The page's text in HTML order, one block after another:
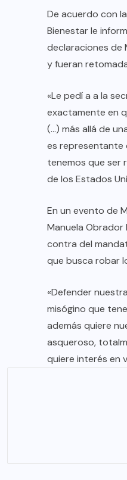
De acuerdo con
Bienestar le
declaraciones de
y fueran
«Le pedí a a la
exactamente en
(…) más allá de
es representante
tenemos que ser
de los Estados
En un evento de
Manuela Obrador
contra del
que busca robar
«Defender
misógino que
además quiere
asqueroso,
quiere interés en